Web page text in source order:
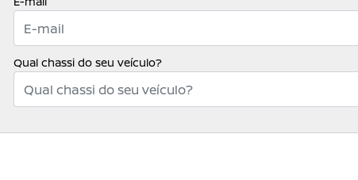
Qual chassi do seu veículo?